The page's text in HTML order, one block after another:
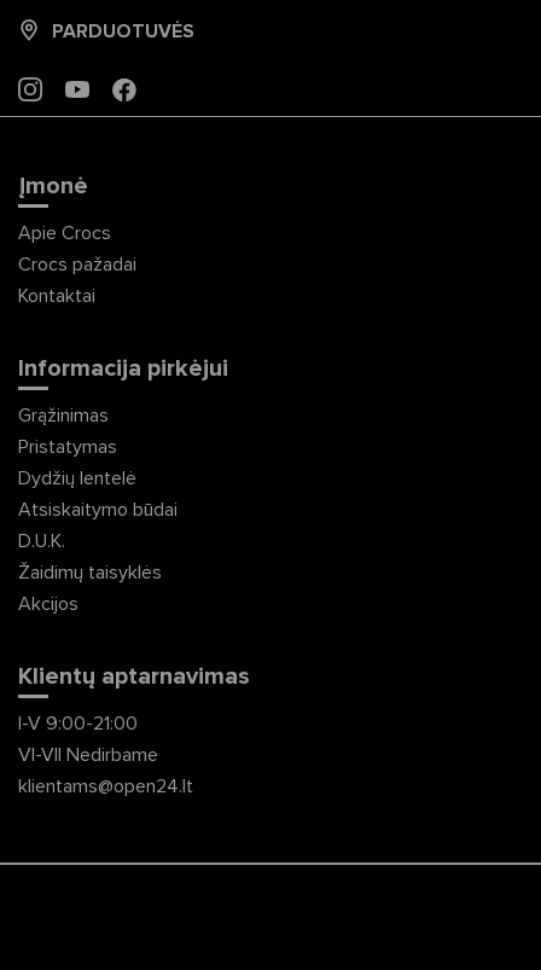
PARDUOTUVĖS
INSTAGRAM
YOUTUBEFACEBOOK
Įmonė
Apie Crocs
Crocs pažadai
Kontaktai
Informacija pirkėjui
Grąžinimas
Pristatymas
Dydžių lentelė
Atsiskaitymo būdai
D.U.K.
Žaidimų taisyklės
Akcijos
Klientų aptarnavimas
I-V 9:00-21:00
VI-VII Nedirbame
klientams@open24.lt